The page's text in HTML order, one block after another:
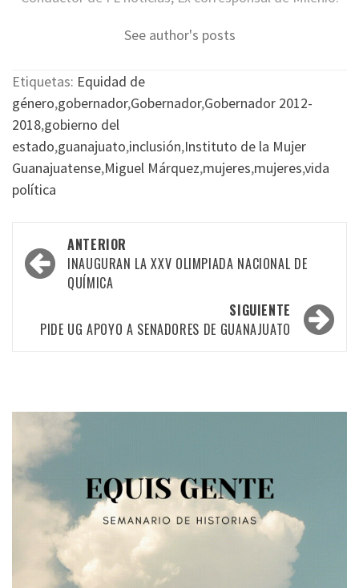
See author's posts
Etiquetas: Equidad de
género,gobernador,Gobernador,Gobernador 2012-
2018,gobierno del
estado,guanajuato,inclusión,Instituto de la Mujer
Guanajuatense,Miguel Márquez,mujeres,mujeres,vida
política
Navegación
por
entradas
ANTERIOR
INAUGURAN LA XXV OLIMPIADA NACIONAL DE
QUÍMICA
SIGUIENTE
PIDE UG APOYO A SENADORES DE GUANAJUATO